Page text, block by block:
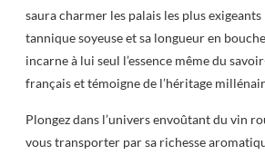
saura charmer les palais les plus
tannique soyeuse et sa longueur en
incarne à lui seul l’essence même du
français et témoigne de l’héritage
Plongez dans l’univers envoûtant du vin
vous transporter par sa richesse